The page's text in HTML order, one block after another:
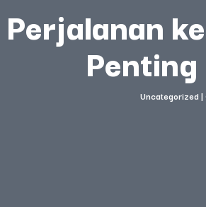
Uncategorized |